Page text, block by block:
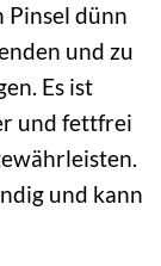
dünn
und zu
Es ist
und fettfrei
und kann